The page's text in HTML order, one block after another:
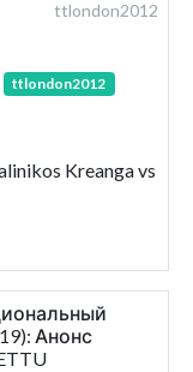
ttlondon2012
ttlondon2012
Kreanga vs
Анонс